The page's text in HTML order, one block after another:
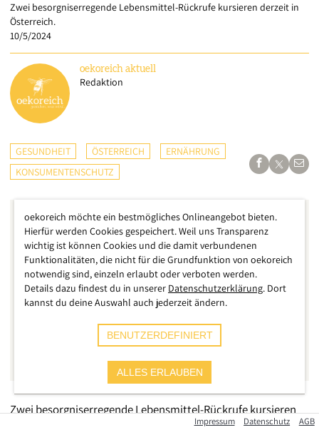
Zwei besorgniserregende Lebensmittel-Rückrufe kursieren derzeit in
Österreich.
10/5/2024
oekoreich aktuell
Redaktion
GESUNDHEIT ÖSTERREICH
ERNÄHRUNG
KONSUMENTENSCHUTZ
Zwei besorgniserregende Lebensmittel-Rückrufe kursieren
derzeit in Österreich. Einmal betrifft es Nudeln, die von
Impressum Datenschutz AGB
oekoreich möchte ein bestmögliches Onlineangebot bieten.
Hierfür werden Cookies gespeichert. Weil uns Transparenz
wichtig ist können Cookies und die damit verbundenen
Funktionalitäten, die nicht für die Grundfunktion von oekoreich
notwendig sind, einzeln erlaubt oder verboten werden.
Details dazu findest du in unserer Datenschutzerklärung. Dort
kannst du deine Auswahl auch jederzeit ändern.
BENUTZERDEFINIERT
ALLES ERLAUBEN